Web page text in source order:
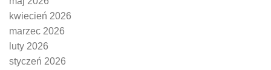
kwiecień 2026
marzec 2026
luty 2026
styczeń 2026